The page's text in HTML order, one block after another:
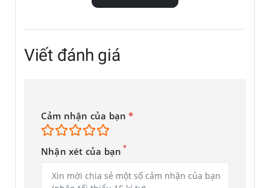
Khám phá thế giới giải trí và khơi nguồn cảm
hứng mọi lúc mọi nơi
Viết đánh giá
Cảm nhận của bạn*
Nhận xét của bạn *